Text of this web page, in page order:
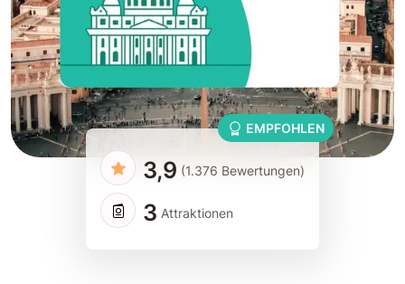
EMPFOHLEN
3,9 (1.376 Bewertungen)
3 Attraktionen